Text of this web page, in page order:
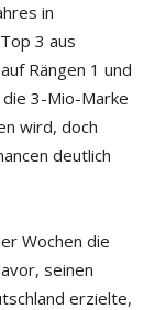
in
3 aus
Rängen 1 und
die 3-Mio-Marke
wird, doch
deutlich
Wochen die
seinen
erzielte,